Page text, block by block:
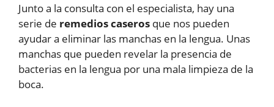
Junto a la consulta con el especialista, hay una
serie de remedios caseros que nos pueden
ayudar a eliminar las manchas en la lengua. Unas
manchas que pueden revelar la presencia de
bacterias en la lengua por una mala limpieza de la
boca.